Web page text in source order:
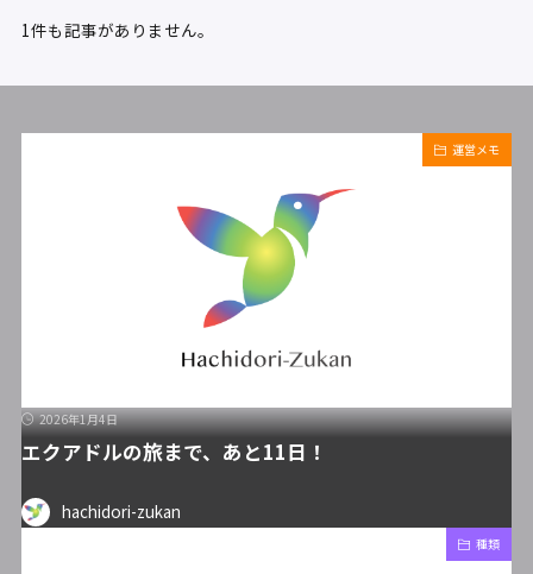
1件も記事がありません。
運営メモ
2026年1月4日
エクアドルの旅まで、あと11日！
hachidori-zukan
種類